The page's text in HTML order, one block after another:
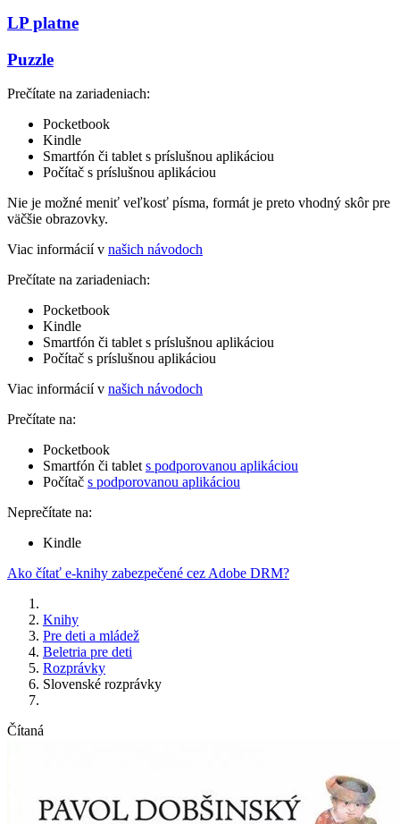
LP platne
Puzzle
Prečítate na zariadeniach:
Pocketbook
Kindle
Smartfón či tablet s príslušnou aplikáciou
Počítač s príslušnou aplikáciou
Nie je možné meniť veľkosť písma, formát je preto vhodný skôr pre
väčšie obrazovky.
Viac informácií v našich návodoch
Prečítate na zariadeniach:
Pocketbook
Kindle
Smartfón či tablet s príslušnou aplikáciou
Počítač s príslušnou aplikáciou
Viac informácií v našich návodoch
Prečítate na:
Pocketbook
Smartfón či tablet s podporovanou aplikáciou
Počítač s podporovanou aplikáciou
Neprečítate na:
Kindle
Ako čítať e-knihy zabezpečené cez Adobe DRM?
Knihy
Pre deti a mládež
Beletria pre deti
Rozprávky
Slovenské rozprávky
Čítaná